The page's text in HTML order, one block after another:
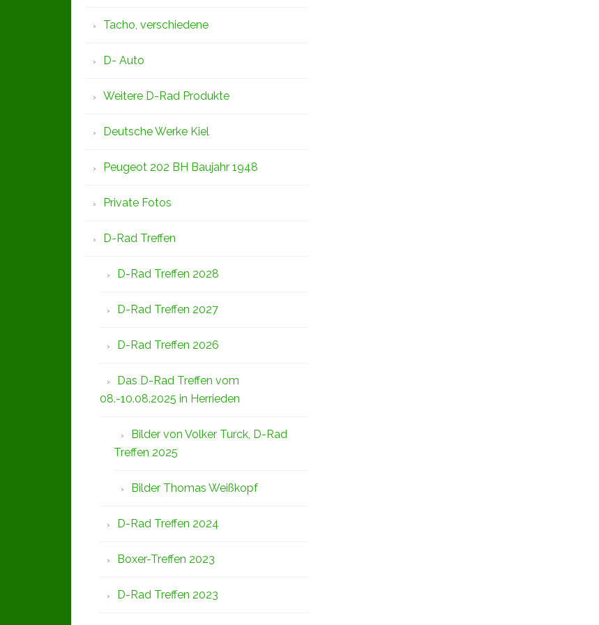
Tacho, verschiedene
D- Auto
Weitere D-Rad Produkte
Deutsche Werke Kiel
Peugeot 202 BH Baujahr 1948
Private Fotos
D-Rad Treffen
D-Rad Treffen 2028
D-Rad Treffen 2027
D-Rad Treffen 2026
Das D-Rad Treffen vom
08.-10.08.2025 in Herrieden
Bilder von Volker Turck, D-Rad
Treffen 2025
Bilder Thomas Weißkopf
D-Rad Treffen 2024
Boxer-Treffen 2023
D-Rad Treffen 2023